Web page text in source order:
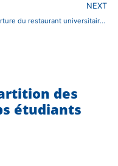
NEXT
Ouverture du restaurant universitaire USAMV de Bucarest
des
étudiants